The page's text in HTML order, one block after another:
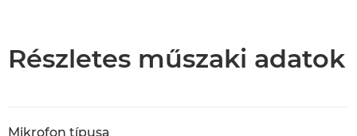
Részletes műszaki adatok
Mikrofon típusa